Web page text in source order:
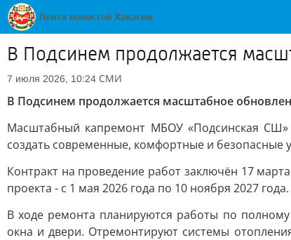
В Подсинем продолжается
7 июля 2026, 10:24 СМИ
В Подсинем продолжается масштабное
Масштабный капремонт МБОУ «Подсинская СШ»
создать современные, комфортные и безопасные
Контракт на проведение работ заключён 17
проекта - с 1 мая 2026 года по 10 ноября 2027
В ходе ремонта планируются работы по
окна и двери. Отремонтируют системы